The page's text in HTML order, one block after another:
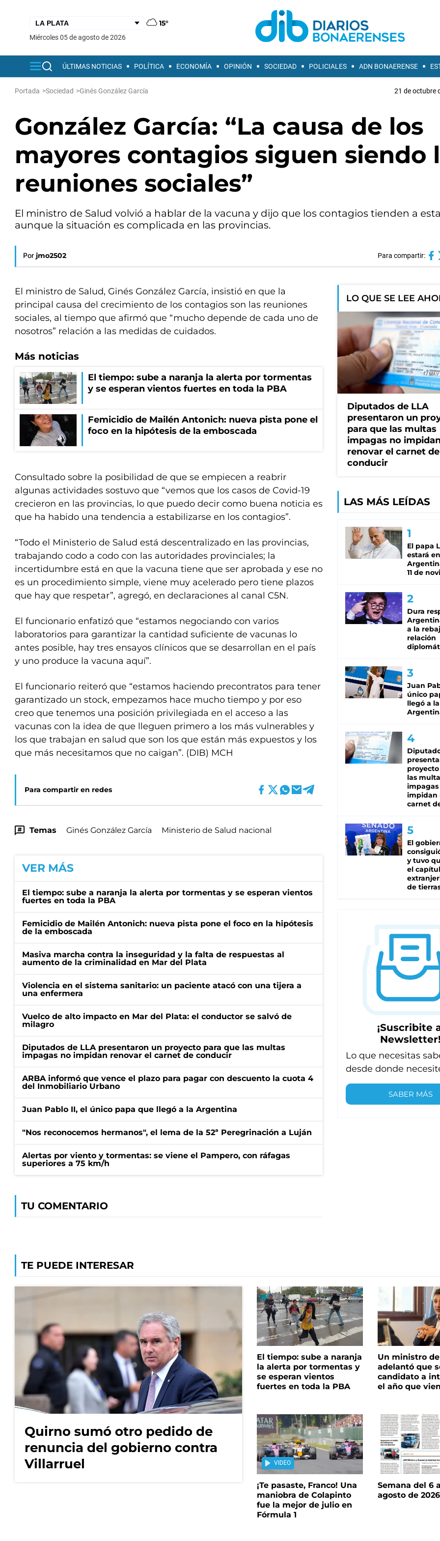
15°
miércoles 05 de agosto de 2026
ÚLTIMAS NOTICIAS POLÍTICA ECONOMÍA OPINIÓN SOCIEDAD POLICIALES ADN BONAERENSE
Portada >Sociedad >Ginés González García 21 de octubre
González García: “La causa de los
mayores contagios siguen siendo
reuniones sociales”
El ministro de Salud volvió a hablar de la vacuna y dijo que los contagios tienden a
aunque la situación es complicada en las provincias.
Por jmo2502 Para compartir:
El ministro de Salud, Ginés González García, insistió en que la
principal causa del crecimiento de los contagios son las reuniones
sociales, al tiempo que afirmó que “mucho depende de cada uno de
nosotros” relación a las medidas de cuidados.
Más noticias
El tiempo: sube a naranja la alerta por tormentas
y se esperan vientos fuertes en toda la PBA
Femicidio de Mailén Antonich: nueva pista pone el
foco en la hipótesis de la emboscada
Consultado sobre la posibilidad de que se empiecen a reabrir
algunas actividades sostuvo que “vemos que los casos de Covid-19
crecieron en las provincias, lo que puedo decir como buena noticia es
que ha habido una tendencia a estabilizarse en los contagios”.
“Todo el Ministerio de Salud está descentralizado en las provincias,
trabajando codo a codo con las autoridades provinciales; la
incertidumbre está en que la vacuna tiene que ser aprobada y ese no
es un procedimiento simple, viene muy acelerado pero tiene plazos
que hay que respetar”, agregó, en declaraciones al canal C5N.
El funcionario enfatizó que “estamos negociando con varios
laboratorios para garantizar la cantidad suficiente de vacunas lo
antes posible, hay tres ensayos clínicos que se desarrollan en el país
y uno produce la vacuna aquí”.
El funcionario reiteró que “estamos haciendo precontratos para tener
garantizado un stock, empezamos hace mucho tiempo y por eso
creo que tenemos una posición privilegiada en el acceso a las
vacunas con la idea de que lleguen primero a los más vulnerables y
los que trabajan en salud que son los que están más expuestos y los
que más necesitamos que no caigan”. (DIB) MCH
Para compartir en redes
Temas Ginés González García Ministerio de Salud nacional
VER MÁS
El tiempo: sube a naranja la alerta por tormentas y se esperan vientos
fuertes en toda la PBA
Femicidio de Mailén Antonich: nueva pista pone el foco en la hipótesis
de la emboscada
Masiva marcha contra la inseguridad y la falta de respuestas al
aumento de la criminalidad en Mar del Plata
Violencia en el sistema sanitario: un paciente atacó con una tijera a
una enfermera
Vuelco de alto impacto en Mar del Plata: el conductor se salvó de
milagro
Diputados de LLA presentaron un proyecto para que las multas
impagas no impidan renovar el carnet de conducir
ARBA informó que vence el plazo para pagar con descuento la cuota 4
del Inmobiliario Urbano
Juan Pablo II, el único papa que llegó a la Argentina
"Nos reconocemos hermanos", el lema de la 52ª Peregrinación a Luján
Alertas por viento y tormentas: se viene el Pampero, con ráfagas
superiores a 75 km/h
TU COMENTARIO
LO QUE SE LEE
Diputados de LLA
presentaron un
para que las multas
impagas no
renovar el carnet de
conducir
LAS MÁS LEÍDAS
El papa
estará
11 de
Dura
a la
relación
Juan
único
llegó a la
las
impagas
impidan
carnet
El
y tuvo
el
de
¡Suscribite
Newsletter!
Lo que necesitas
desde donde
SABER MÁS
TE PUEDE INTERESAR
Quirno sumó otro pedido de
renuncia del gobierno contra
Villarruel
El tiempo: sube a naranja
la alerta por tormentas y
se esperan vientos
fuertes en toda la PBA
Un ministro
adelantó que
candidato a
el año que
VIDEO
¡Te pasaste, Franco! Una
maniobra de Colapinto
fue la mejor de julio en
Fórmula 1
Semana del 6
agosto de 2026